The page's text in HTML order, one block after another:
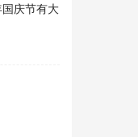
庆节有大